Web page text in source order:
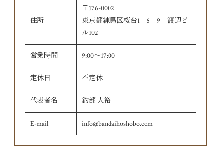
住所
〒176-0002
東京都練馬区桜台1－6－9 渡辺ビ
ル102
営業時間 9:00〜17:00
定休日 不定休
代表者名 釣部 人裕
E-mail info@bandaihoshobo.com